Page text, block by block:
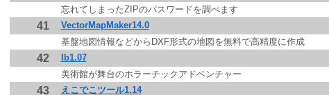
忘れてしまったZIPのパスワードを調べます
41 VectorMapMaker14.0
基盤地図情報などからDXF形式の地図を無料で高精度に作成
42 Ib1.07
美術館が舞台のホラーチックアドベンチャー
43 えこでこツール1.14